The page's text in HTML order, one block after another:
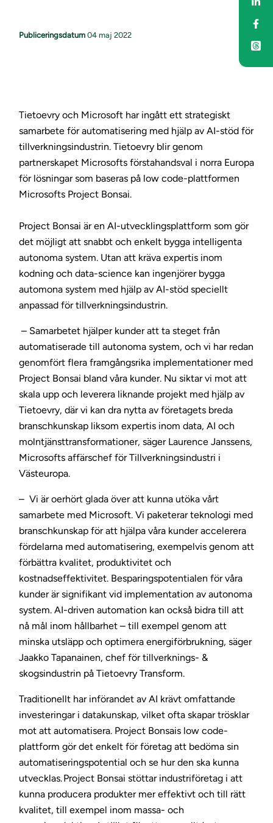
Publiceringsdatum 04 maj 2022
Tietoevry och Microsoft har ingått ett strategiskt
samarbete för automatisering med hjälp av AI-stöd för
tillverkningsindustrin. Tietoevry blir genom
partnerskapet Microsofts förstahandsval i norra Europa
för lösningar som baseras på low code-plattformen
Microsofts Project Bonsai.
Project Bonsai är en AI-utvecklingsplattform som gör
det möjligt att snabbt och enkelt bygga intelligenta
autonoma system. Utan att kräva expertis inom
kodning och data-science kan ingenjörer bygga
automona system med hjälp av AI-stöd speciellt
anpassad för tillverkningsindustrin.
– Samarbetet hjälper kunder att ta steget från
automatiserade till autonoma system, och vi har redan
genomfört flera framgångsrika implementationer med
Project Bonsai bland våra kunder. Nu siktar vi mot att
skala upp och leverera liknande projekt med hjälp av
Tietoevry, där vi kan dra nytta av företagets breda
branschkunskap liksom expertis inom data, AI och
molntjänsttransformationer, säger Laurence Janssens,
Microsofts affärschef för Tillverkningsindustri i
Västeuropa.
– Vi är oerhört glada över att kunna utöka vårt
samarbete med Microsoft. Vi paketerar teknologi med
branschkunskap för att hjälpa våra kunder accelerera
fördelarna med automatisering, exempelvis genom att
förbättra kvalitet, produktivitet och
kostnadseffektivitet. Besparingspotentialen för våra
kunder är signifikant vid implementation av autonoma
system. AI-driven automation kan också bidra till att
nå mål inom hållbarhet – till exempel genom att
minska utsläpp och optimera energiförbrukning, säger
Jaakko Tapanainen, chef för tillverknings- &
skogsindustrin på Tietoevry Transform.
Traditionellt har införandet av AI krävt omfattande
investeringar i datakunskap, vilket ofta skapar trösklar
mot att automatisera. Project Bonsais low code-
plattform gör det enkelt för företag att bedöma sin
automatiseringspotential och se hur den ska kunna
utvecklas. Project Bonsai stöttar industriföretag i att
kunna producera produkter mer effektivt och till rätt
kvalitet, till exempel inom massa- och